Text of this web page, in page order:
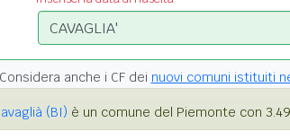
Considera anche i CF dei nuovi comuni istituiti
(BI) è un comune del Piemonte con